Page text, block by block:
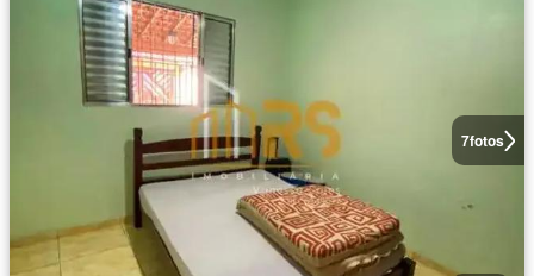
7fotos